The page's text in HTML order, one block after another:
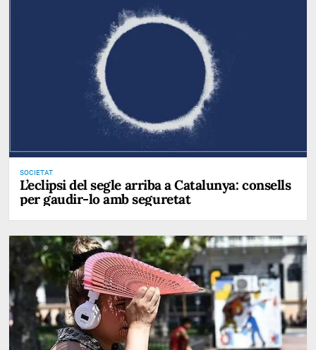
SOCIETAT
L’eclipsi del segle arriba a Catalunya: consells
per gaudir-lo amb seguretat